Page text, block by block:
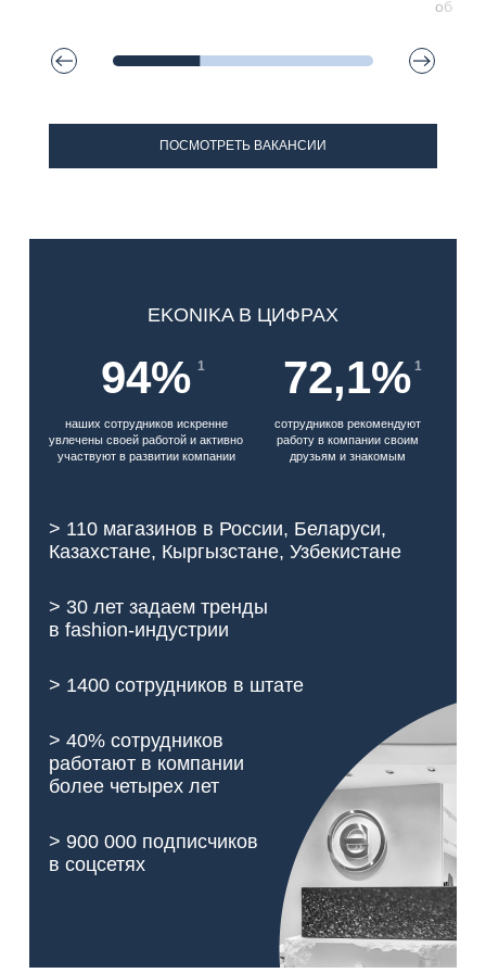
ПОСМОТРЕТЬ ВАКАНСИИ
EKONIKA В ЦИФРАХ
94%
наших сотрудников искренне
увлечены своей работой и активно
участвуют в развитии компании
72,1%
сотрудников рекомендуют
работу в компании своим
друзьям и знакомым
> 110 магазинов в России, Беларуси,
Казахстане, Кыргызстане, Узбекистане
> 30 лет задаем тренды
в fashion-индустрии
> 1400 сотрудников в штате
> 40% сотрудников
работают в компании
более четырех лет
> 900 000 подписчиков
в соцсетях